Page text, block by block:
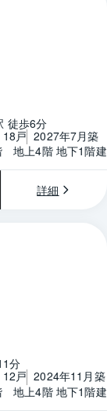
徒歩6分
18戸 2027年7月築
地上4階 地下1階建
詳細
分
12戸 2024年11月築
地上4階 地下1階建